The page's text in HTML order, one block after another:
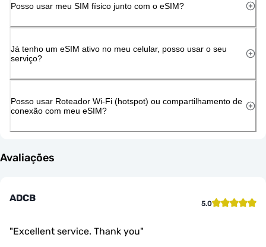
Posso usar meu SIM físico junto com o eSIM?
Já tenho um eSIM ativo no meu celular, posso usar o seu
serviço?
Posso usar Roteador Wi-Fi (hotspot) ou compartilhamento de
conexão com meu eSIM?
Avaliações
ADCB 5.0
"Excellent service. Thank you"